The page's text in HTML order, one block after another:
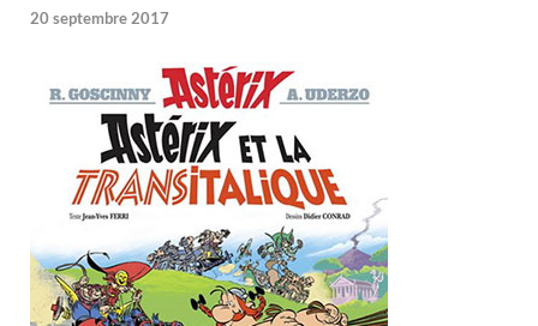
20 septembre 2017